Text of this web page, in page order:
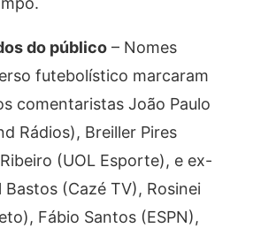
do público – Nomes
futebolístico marcaram
comentaristas João Paulo
Rádios), Breiller Pires
(UOL Esporte), e ex-
(Cazé TV), Rosinei
Fábio Santos (ESPN),